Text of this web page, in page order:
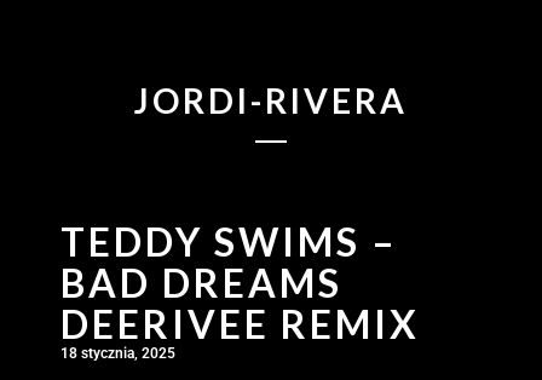
JORDI-RIVERA
TEDDY SWIMS –
BAD DREAMS
DEERIVEE REMIX
18 stycznia, 2025